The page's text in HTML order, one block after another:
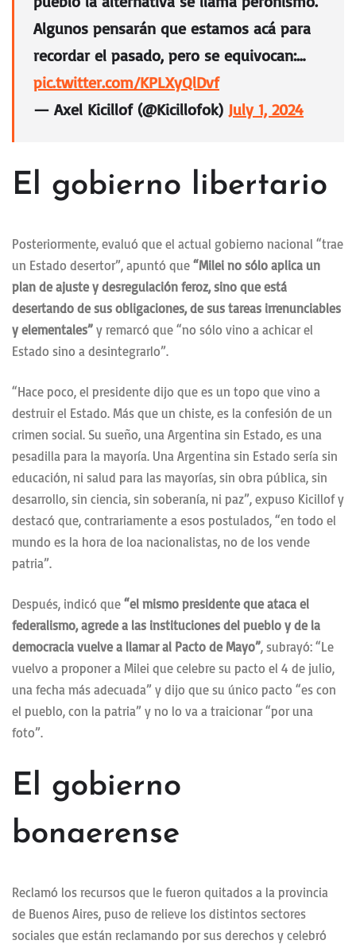
Algunos pensarán que estamos acá para
recordar el pasado, pero se equivocan:…
pic.twitter.com/KPLXyQlDvf
— Axel Kicillof (@Kicillofok) July 1, 2024
El gobierno libertario
Posteriormente, evaluó que el actual gobierno nacional “trae
un Estado desertor”, apuntó que “Milei no sólo aplica un
plan de ajuste y desregulación feroz, sino que está
desertando de sus obligaciones, de sus tareas irrenunciables
y elementales” y remarcó que “no sólo vino a achicar el
Estado sino a desintegrarlo”.
“Hace poco, el presidente dijo que es un topo que vino a
destruir el Estado. Más que un chiste, es la confesión de un
crimen social. Su sueño, una Argentina sin Estado, es una
pesadilla para la mayoría. Una Argentina sin Estado sería sin
educación, ni salud para las mayorías, sin obra pública, sin
desarrollo, sin ciencia, sin soberanía, ni paz”, expuso Kicillof y
destacó que, contrariamente a esos postulados, “en todo el
mundo es la hora de loa nacionalistas, no de los vende
patria”.
Después, indicó que “el mismo presidente que ataca el
federalismo, agrede a las instituciones del pueblo y de la
democracia vuelve a llamar al Pacto de Mayo”, subrayó: “Le
vuelvo a proponer a Milei que celebre su pacto el 4 de julio,
una fecha más adecuada” y dijo que su único pacto “es con
el pueblo, con la patria” y no lo va a traicionar “por una
foto”.
El gobierno
bonaerense
Reclamó los recursos que le fueron quitados a la provincia
de Buenos Aires, puso de relieve los distintos sectores
sociales que están reclamando por sus derechos y celebró